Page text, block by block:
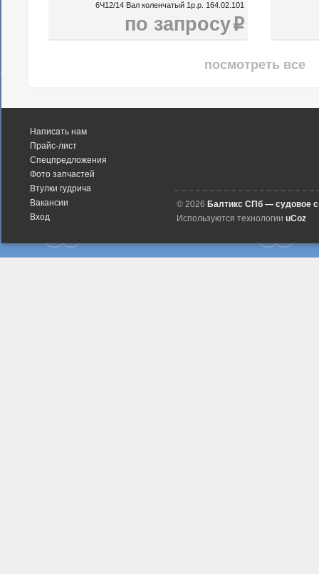
6Ч12/14 Вал коленчатый 1р.р. 164.02.101
по запросу i
посмотреть все
Написать нам
Прайс-лист
Спецпредложения
Фото запчастей
Втулки гудрича
Вакансии
Вход
© 2026 Балтикс СПб — судовое
Используются технологии uCoz